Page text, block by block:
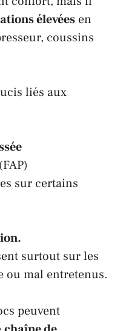
élevées en
coussins
liés aux
sur certains
surtout sur les
ou mal entretenus.
peuvent